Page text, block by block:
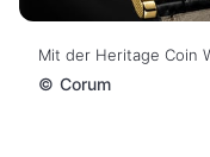
Mit der Heritage Coin
© Corum